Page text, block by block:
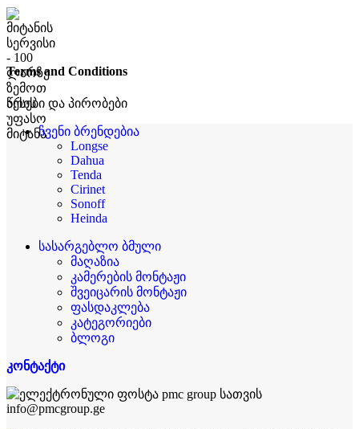
Terms and Conditions
წესები და პირობები
ჩვენი ბრენდებია
Longse
Dahua
Tenda
Cirinet
Sonoff
Heinda
სასარგებლო ბმული
მაღაზია
კამერების მონტაჟი
შვეიცარის მონტაჟი
ფასდაკლება
კატეგორიები
ბლოგი
კონტაქტი
info@pmcgroup.ge